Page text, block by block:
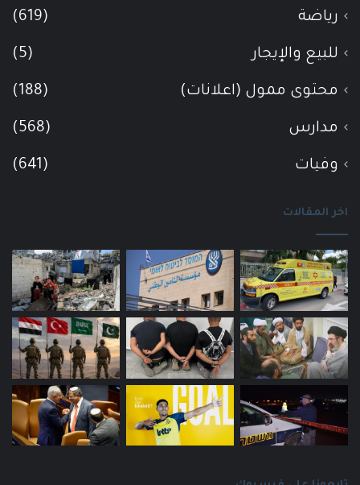
رياضة (619)
للبيع والإيجار (5)
محتوى ممول (اعلانات) (188)
مدارس (568)
وفيات (641)
اخر المقالات